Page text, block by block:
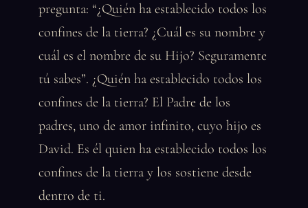
pregunta: “¿Quién ha establecido todos los
confines de la tierra? ¿Cuál es su nombre y
cuál es el nombre de su Hijo? Seguramente
tú sabes”. ¿Quién ha establecido todos los
confines de la tierra? El Padre de los
padres, uno de amor infinito, cuyo hijo es
David. Es él quien ha establecido todos los
confines de la tierra y los sostiene desde
dentro de ti.